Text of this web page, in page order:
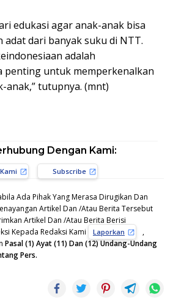
edukasi agar anak-anak bisa
adat dari banyak suku di NTT.
adalah
penting untuk memperkenalkan
anak,” tutupnya. (mnt)
Dengan Kami:
Subscribe
Ada Pihak Yang Merasa Dirugikan Dan
Artikel Dan /Atau Berita Tersebut
Artikel Dan /Atau Berita Berisi
Kepada Redaksi Kami
Laporkan
,
Pasal (1) Ayat (11) Dan (12) Undang-Undang
Pers.